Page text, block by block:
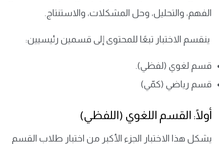
الفهم، والتحليل، وحل المشكلات، والاستنتاج.
ينقسم الاختبار تبعًا للمحتوى إلى قسمين رئيسيين:
قسم لغوي (لفظي).
قسم رياضي (كمّي)
أولًا: القسم اللغوي (اللفظي)
يشكل هذا الاختبار الجزء الأكبر من اختبار طلاب القسم